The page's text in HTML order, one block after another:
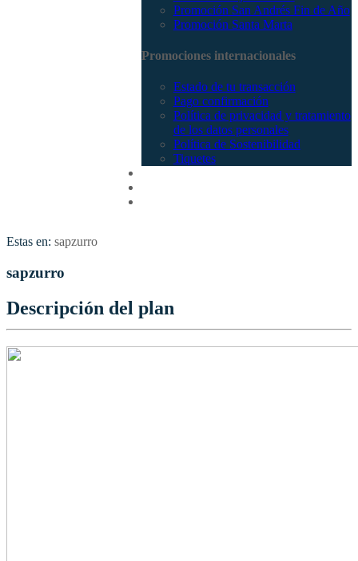
Promoción San Andrés Fin de Año
Promoción Santa Marta
Promociones internacionales
Estado de tu transacción
Pago confirmación
Política de privacidad y tratamiento
de los datos personales
Política de Sostenibilidad
Tiquetes
Estas en: sapzurro
sapzurro
Descripción del plan